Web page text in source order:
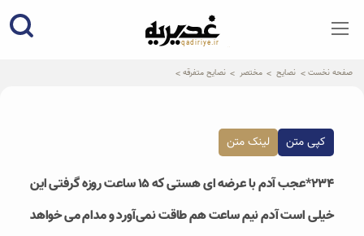
qadiriye.ir
نشریه ی غدیریه-بیانات استاد
صفحه نخست نصایح مختصر نصایح متفرقه
کپی متن لینک متن
۲۳۴*عجب آدم با عرضه ای هستی که ۱۵ ساعت روزه گرفتی این
خیلی است آدم نیم ساعت هم طاقت نمی‌آورد و مدام می خواهد